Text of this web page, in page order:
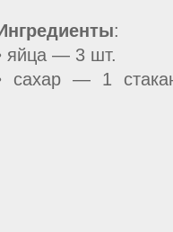
:
яйца — 3 шт.
сахар — 1